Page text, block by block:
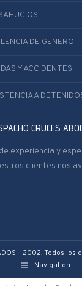
DE GENERO
Y ACCIDENTES
A
CRUCES
experiencia y
clientes nos
- 2002. Todos los
Navigation
Aviso Legal y Cookies